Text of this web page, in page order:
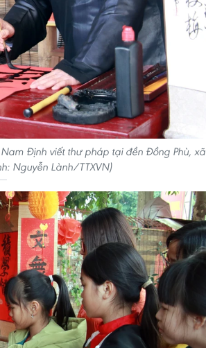
Định viết thư pháp tại đền Đồng Phù, xã
Nguyễn Lành/TTXVN)